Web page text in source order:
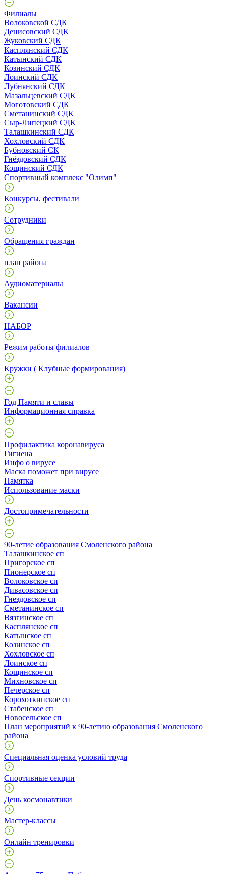
Филиалы
Волоковской СДК
Денисовский СДК
Жуковский СДК
Касплянский СДК
Катынский СДК
Козинский СДК
Лоинский СДК
Лубнянский СДК
Мазальцевский СДК
Моготовский СДК
Сметанинский СДК
Сыр-Липецкий СДК
Талашкинский СДК
Хохловский СДК
Бубновский СК
Гнёздовский СДК
Кощинский СДК
Спортивный комплекс "Олимп"
Конкурсы, фестивали
Сотрудники
Обращения граждан
план района
Аудиоматериалы
Вакансии
НАБОР
Режим работы филиалов
Кружки ( Клубные формирования)
Год Памяти и славы
Информационная справка
Профилактика коронавируса
Гигиена
Инфо о вирусе
Маска поможет при вирусе
Памятка
Использование маски
Достопримечательности
90-летие образования Смоленского района
Талашкинское сп
Пригорское сп
Пионерское сп
Волоковское сп
Дивасовское сп
Гнездовское сп
Сметанинское сп
Вязгинское сп
Касплянское сп
Катынское сп
Козинское сп
Хохловское сп
Лоинское сп
Кощинское сп
Михновское сп
Печерское сп
Корохоткинское сп
Стабенское сп
Новосельское сп
План мероприятий к 90-летию образования Смоленского
района
Специальная оценка условий труда
Спортивные секции
День космонавтики
Мастер-классы
Онлайн тренировки